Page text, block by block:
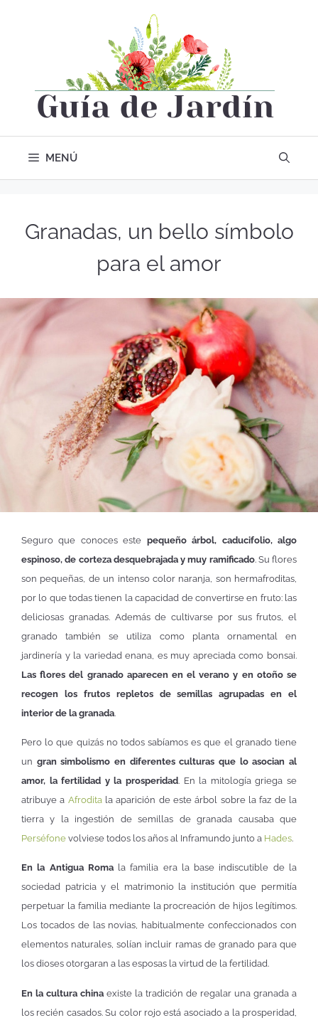
MENÚ
Granadas, un bello símbolo
para el amor
Seguro que conoces este pequeño árbol, caducifolio, algo
espinoso, de corteza desquebrajada y muy ramificado. Su flores
son pequeñas, de un intenso color naranja, son hermafroditas,
por lo que todas tienen la capacidad de convertirse en fruto: las
deliciosas granadas. Además de cultivarse por sus frutos, el
granado también se utiliza como planta ornamental en
jardinería y la variedad enana, es muy apreciada como bonsai.
Las flores del granado aparecen en el verano y en otoño se
recogen los frutos repletos de semillas agrupadas en el
interior de la granada.
Pero lo que quizás no todos sabíamos es que el granado tiene
un gran simbolismo en diferentes culturas que lo asocian al
amor, la fertilidad y la prosperidad. En la mitología griega se
atribuye a Afroditala aparición de este árbol sobre la faz de la
tierra y la ingestión de semillas de granada causaba que
Perséfone volviese todos los años al Inframundo junto a Hades.
En la Antigua Romala familia era la base indiscutible de la
sociedad patricia y el matrimonio la institución que permitía
perpetuar la familia mediante la procreación de hijos legítimos.
Los tocados de las novias, habitualmente confeccionados con
elementos naturales, solían incluir ramas de granado para que
los dioses otorgaran a las esposas la virtud de la fertilidad.
En la cultura china existe la tradición de regalar una granada a
los recién casados. Su color rojo está asociado a la prosperidad,